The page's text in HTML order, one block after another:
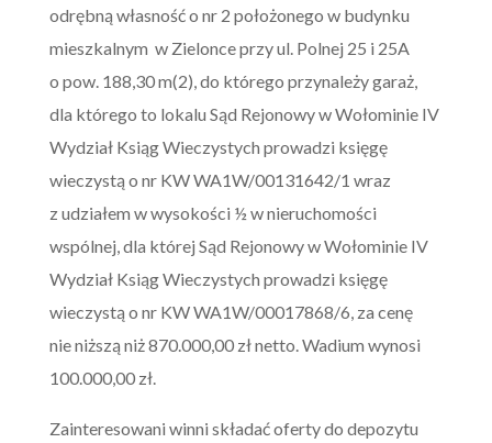
odrębną własność o nr 2 położonego w budynku
mieszkalnym w Zielonce przy ul. Polnej 25 i 25A
o pow. 188,30 m(2), do którego przynależy garaż,
dla którego to lokalu Sąd Rejonowy w Wołominie IV
Wydział Ksiąg Wieczystych prowadzi księgę
wieczystą o nr KW WA1W/00131642/1 wraz
z udziałem w wysokości ½ w nieruchomości
wspólnej, dla której Sąd Rejonowy w Wołominie IV
Wydział Ksiąg Wieczystych prowadzi księgę
wieczystą o nr KW WA1W/00017868/6, za cenę
nie niższą niż 870.000,00 zł netto. Wadium wynosi
100.000,00 zł.
Zainteresowani winni składać oferty do depozytu